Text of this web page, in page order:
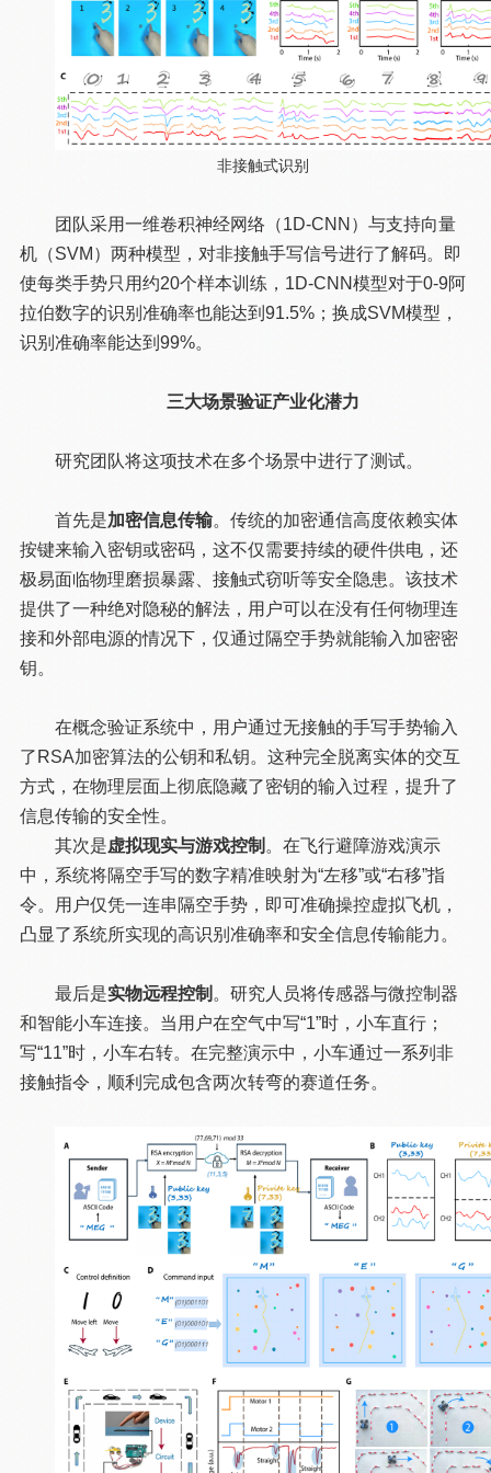
非接触式识别
团队采用一维卷积神经网络（1D-CNN）与支持向量
机（SVM）两种模型，对非接触手写信号进行了解码。即
使每类手势只用约20个样本训练，1D-CNN模型对于0-9阿
拉伯数字的识别准确率也能达到91.5%；换成SVM模型，
识别准确率能达到99%。
三大场景验证产业化潜力
研究团队将这项技术在多个场景中进行了测试。
首先是加密信息传输。传统的加密通信高度依赖实体
按键来输入密钥或密码，这不仅需要持续的硬件供电，还
极易面临物理磨损暴露、接触式窃听等安全隐患。该技术
提供了一种绝对隐秘的解法，用户可以在没有任何物理连
接和外部电源的情况下，仅通过隔空手势就能输入加密密
钥。
在概念验证系统中，用户通过无接触的手写手势输入
了RSA加密算法的公钥和私钥。这种完全脱离实体的交互
方式，在物理层面上彻底隐藏了密钥的输入过程，提升了
信息传输的安全性。
其次是虚拟现实与游戏控制 。在飞行避障游戏演示
中，系统将隔空手写的数字精准映射为“左移”或“右移”指
令。用户仅凭一连串隔空手势，即可准确操控虚拟飞机，
凸显了系统所实现的高识别准确率和安全信息传输能力。
最后是实物远程控制 。研究人员将传感器与微控制器
和智能小车连接。当用户在空气中写“1”时，小车直行；
写“11”时，小车右转。在完整演示中，小车通过一系列非
接触指令，顺利完成包含两次转弯的赛道任务。